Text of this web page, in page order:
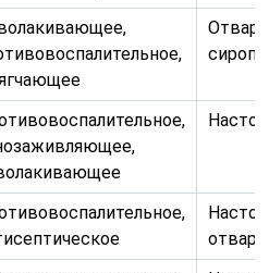
Отвар,
сироп
отвар